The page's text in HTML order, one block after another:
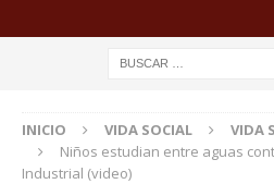
INICIO VIDA SOCIAL VIDA
Niños estudian entre aguas
Industrial (video)